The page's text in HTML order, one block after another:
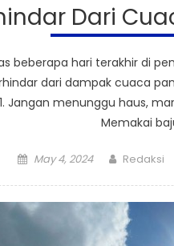
Dari
beberapa hari terakhir di
dari dampak cuaca
Jangan menunggu haus,
Memakai
Posted
May 4, 2024 Author
Redaksi